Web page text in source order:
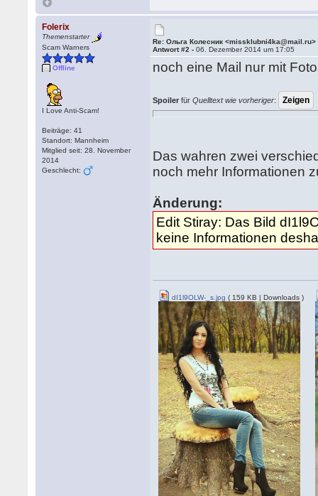
Folerix
Themenstarter
Scam Warners
Offline
I Love Anti-Scam!
Beiträge: 41
Standort: Mannheim
Mitglied seit: 28. November
2014
Geschlecht:
Re: Ольга Колесник <missklubni4ka@mail.ru>
Antwort #2 -06. Dezember 2014 um 17:05
noch eine Mail nur mit
Spoiler fürQuelltext wie vorheriger:
Das wahren zwei
noch mehr Informationen
Änderung:
Edit Stiray: Das Bild
keine Informationen
dI1l9OLW-_s.jpg ( 159 KB | Downloads )